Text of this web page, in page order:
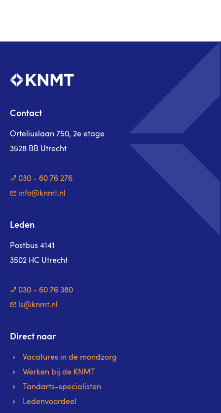
Contact
Orteliuslaan 750, 2e etage
3528 BB Utrecht
030 - 60 76 276
info@knmt.nl
Leden
Postbus 4141
3502 HC Utrecht
030 - 60 76 380
ls@knmt.nl
Direct naar
Vacatures in de mondzorg
Werken bij de KNMT
Tandarts-specialisten
Ledenvoordeel